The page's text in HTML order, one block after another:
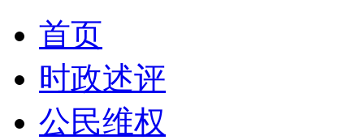
首页
时政述评
公民维权